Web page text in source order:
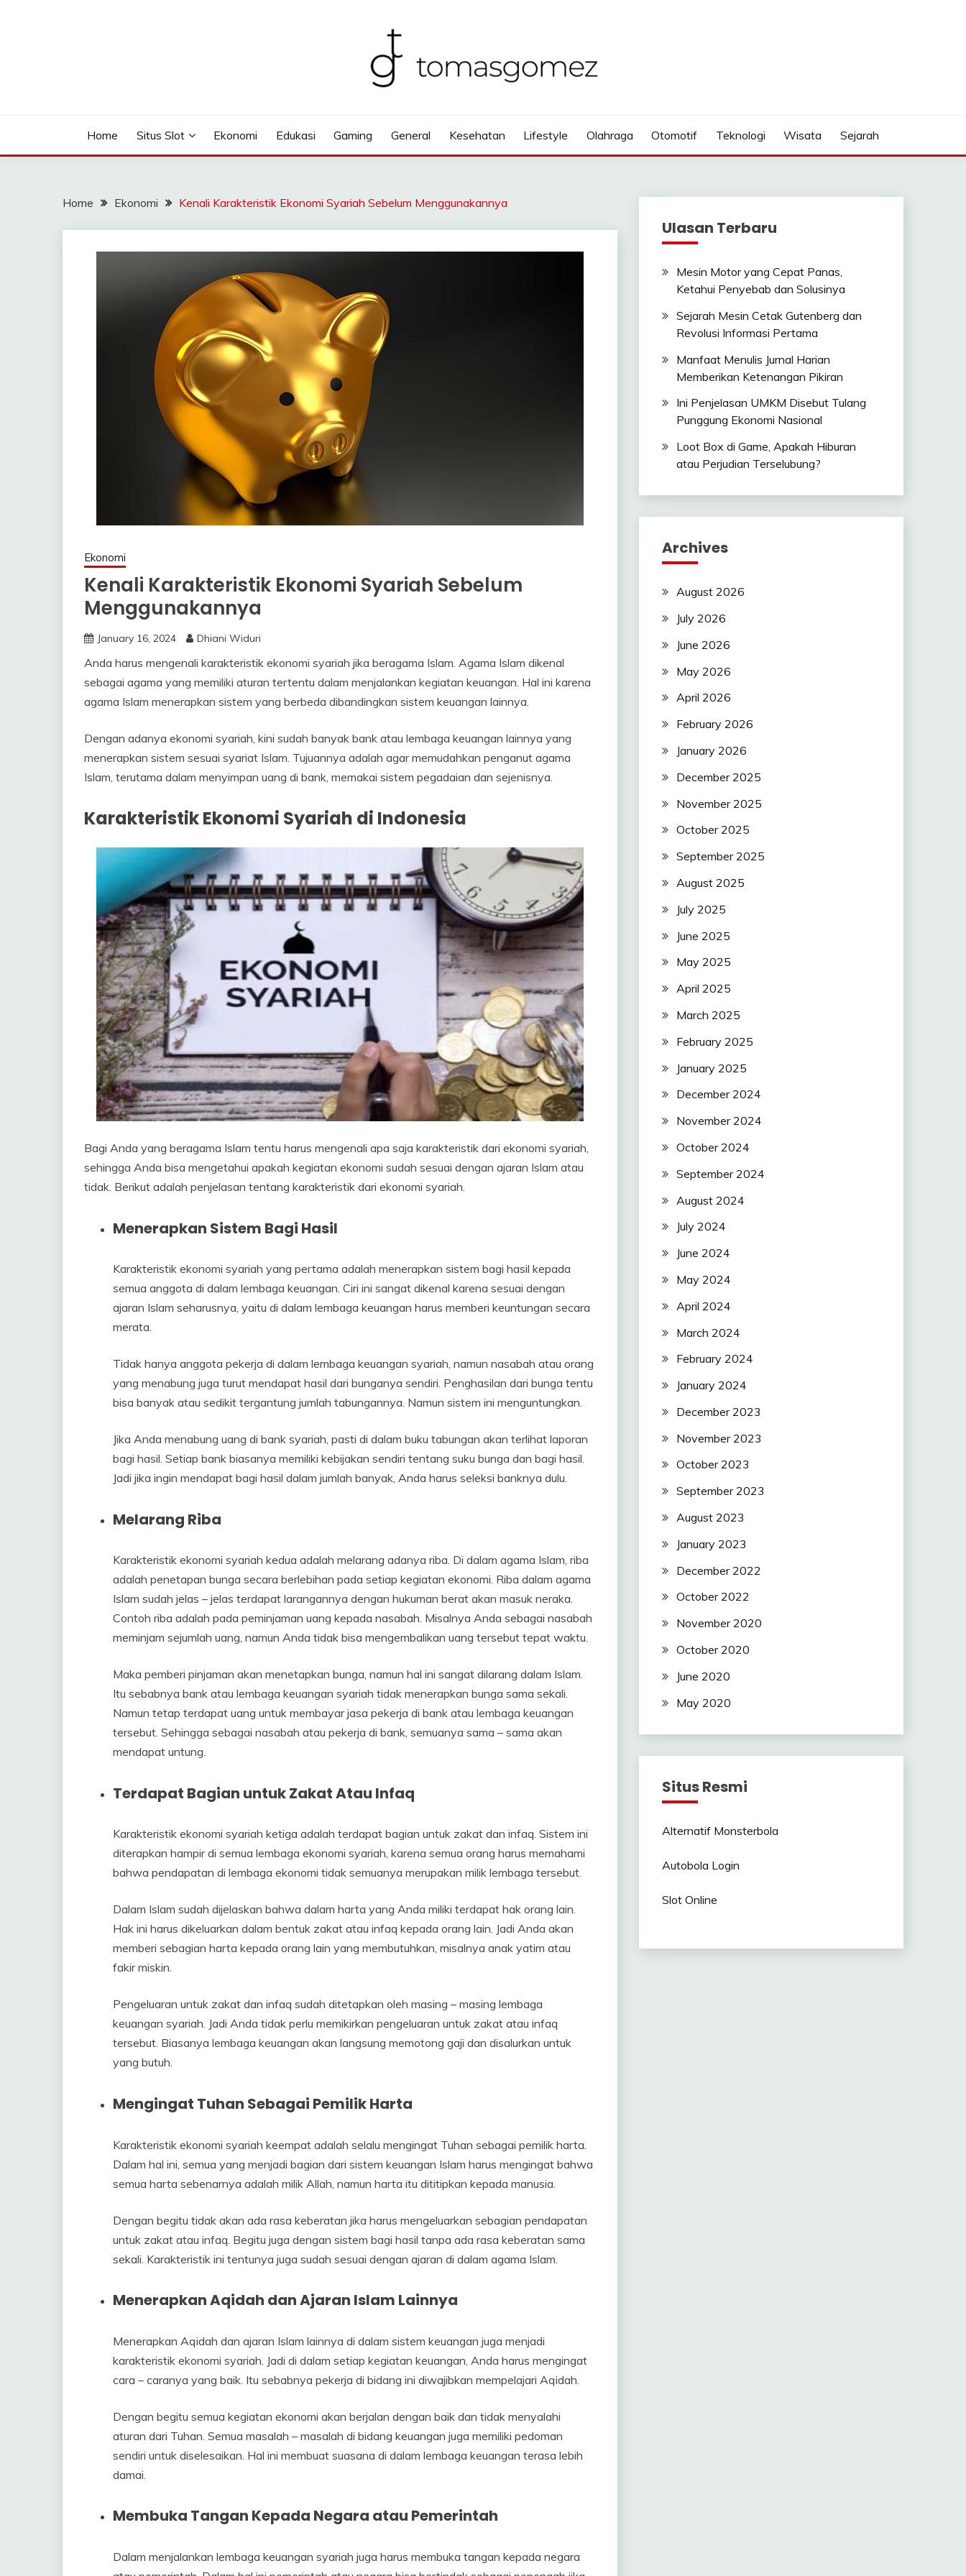
Home Situs Slot Ekonomi Edukasi Gaming General Kesehatan Lifestyle Olahraga Otomotif Teknologi Wisata Sejarah
Home Ekonomi Kenali Karakteristik Ekonomi Syariah Sebelum Menggunakannya
Ekonomi
Kenali Karakteristik Ekonomi Syariah Sebelum
Menggunakannya
January 16, 2024 Dhiani Widuri
Anda harus mengenali karakteristik ekonomi syariah jika beragama Islam. Agama Islam dikenal
sebagai agama yang memiliki aturan tertentu dalam menjalankan kegiatan keuangan. Hal ini karena
agama Islam menerapkan sistem yang berbeda dibandingkan sistem keuangan lainnya.
Dengan adanya ekonomi syariah, kini sudah banyak bank atau lembaga keuangan lainnya yang
menerapkan sistem sesuai syariat Islam. Tujuannya adalah agar memudahkan penganut agama
Islam, terutama dalam menyimpan uang di bank, memakai sistem pegadaian dan sejenisnya.
Karakteristik Ekonomi Syariah di Indonesia
Bagi Anda yang beragama Islam tentu harus mengenali apa saja karakteristik dari ekonomi syariah,
sehingga Anda bisa mengetahui apakah kegiatan ekonomi sudah sesuai dengan ajaran Islam atau
tidak. Berikut adalah penjelasan tentang karakteristik dari ekonomi syariah.
Menerapkan Sistem Bagi Hasil
Karakteristik ekonomi syariah yang pertama adalah menerapkan sistem bagi hasil kepada
semua anggota di dalam lembaga keuangan. Ciri ini sangat dikenal karena sesuai dengan
ajaran Islam seharusnya, yaitu di dalam lembaga keuangan harus memberi keuntungan secara
merata.
Tidak hanya anggota pekerja di dalam lembaga keuangan syariah, namun nasabah atau orang
yang menabung juga turut mendapat hasil dari bunganya sendiri. Penghasilan dari bunga tentu
bisa banyak atau sedikit tergantung jumlah tabungannya. Namun sistem ini menguntungkan.
Jika Anda menabung uang di bank syariah, pasti di dalam buku tabungan akan terlihat laporan
bagi hasil. Setiap bank biasanya memiliki kebijakan sendiri tentang suku bunga dan bagi hasil.
Jadi jika ingin mendapat bagi hasil dalam jumlah banyak, Anda harus seleksi banknya dulu.
Melarang Riba
Karakteristik ekonomi syariah kedua adalah melarang adanya riba. Di dalam agama Islam, riba
adalah penetapan bunga secara berlebihan pada setiap kegiatan ekonomi. Riba dalam agama
Islam sudah jelas – jelas terdapat larangannya dengan hukuman berat akan masuk neraka.
Contoh riba adalah pada peminjaman uang kepada nasabah. Misalnya Anda sebagai nasabah
meminjam sejumlah uang, namun Anda tidak bisa mengembalikan uang tersebut tepat waktu.
Maka pemberi pinjaman akan menetapkan bunga, namun hal ini sangat dilarang dalam Islam.
Itu sebabnya bank atau lembaga keuangan syariah tidak menerapkan bunga sama sekali.
Namun tetap terdapat uang untuk membayar jasa pekerja di bank atau lembaga keuangan
tersebut. Sehingga sebagai nasabah atau pekerja di bank, semuanya sama – sama akan
mendapat untung.
Terdapat Bagian untuk Zakat Atau Infaq
Karakteristik ekonomi syariah ketiga adalah terdapat bagian untuk zakat dan infaq. Sistem ini
diterapkan hampir di semua lembaga ekonomi syariah, karena semua orang harus memahami
bahwa pendapatan di lembaga ekonomi tidak semuanya merupakan milik lembaga tersebut.
Dalam Islam sudah dijelaskan bahwa dalam harta yang Anda miliki terdapat hak orang lain.
Hak ini harus dikeluarkan dalam bentuk zakat atau infaq kepada orang lain. Jadi Anda akan
memberi sebagian harta kepada orang lain yang membutuhkan, misalnya anak yatim atau
fakir miskin.
Pengeluaran untuk zakat dan infaq sudah ditetapkan oleh masing – masing lembaga
keuangan syariah. Jadi Anda tidak perlu memikirkan pengeluaran untuk zakat atau infaq
tersebut. Biasanya lembaga keuangan akan langsung memotong gaji dan disalurkan untuk
yang butuh.
Mengingat Tuhan Sebagai Pemilik Harta
Karakteristik ekonomi syariah keempat adalah selalu mengingat Tuhan sebagai pemilik harta.
Dalam hal ini, semua yang menjadi bagian dari sistem keuangan Islam harus mengingat bahwa
semua harta sebenarnya adalah milik Allah, namun harta itu dititipkan kepada manusia.
Dengan begitu tidak akan ada rasa keberatan jika harus mengeluarkan sebagian pendapatan
untuk zakat atau infaq. Begitu juga dengan sistem bagi hasil tanpa ada rasa keberatan sama
sekali. Karakteristik ini tentunya juga sudah sesuai dengan ajaran di dalam agama Islam.
Menerapkan Aqidah dan Ajaran Islam Lainnya
Menerapkan Aqidah dan ajaran Islam lainnya di dalam sistem keuangan juga menjadi
karakteristik ekonomi syariah. Jadi di dalam setiap kegiatan keuangan, Anda harus mengingat
cara – caranya yang baik. Itu sebabnya pekerja di bidang ini diwajibkan mempelajari Aqidah.
Dengan begitu semua kegiatan ekonomi akan berjalan dengan baik dan tidak menyalahi
aturan dari Tuhan. Semua masalah – masalah di bidang keuangan juga memiliki pedoman
sendiri untuk diselesaikan. Hal ini membuat suasana di dalam lembaga keuangan terasa lebih
damai.
Membuka Tangan Kepada Negara atau Pemerintah
Dalam menjalankan lembaga keuangan syariah juga harus membuka tangan kepada negara
Ulasan Terbaru
Mesin Motor yang Cepat Panas,
Ketahui Penyebab dan Solusinya
Sejarah Mesin Cetak Gutenberg dan
Revolusi Informasi Pertama
Manfaat Menulis Jurnal Harian
Memberikan Ketenangan Pikiran
Ini Penjelasan UMKM Disebut Tulang
Punggung Ekonomi Nasional
Loot Box di Game, Apakah Hiburan
atau Perjudian Terselubung?
Archives
August 2026
July 2026
June 2026
May 2026
April 2026
February 2026
January 2026
December 2025
November 2025
October 2025
September 2025
August 2025
July 2025
June 2025
May 2025
April 2025
March 2025
February 2025
January 2025
December 2024
November 2024
October 2024
September 2024
August 2024
July 2024
June 2024
May 2024
April 2024
March 2024
February 2024
January 2024
December 2023
November 2023
October 2023
September 2023
August 2023
January 2023
December 2022
October 2022
November 2020
October 2020
June 2020
May 2020
Situs Resmi
Alternatif Monsterbola
Autobola Login
Slot Online